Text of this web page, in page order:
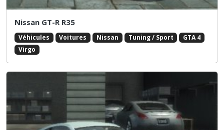
Nissan GT-R R35
Véhicules Voitures Nissan Tuning / Sport
GTA 4
Virgo